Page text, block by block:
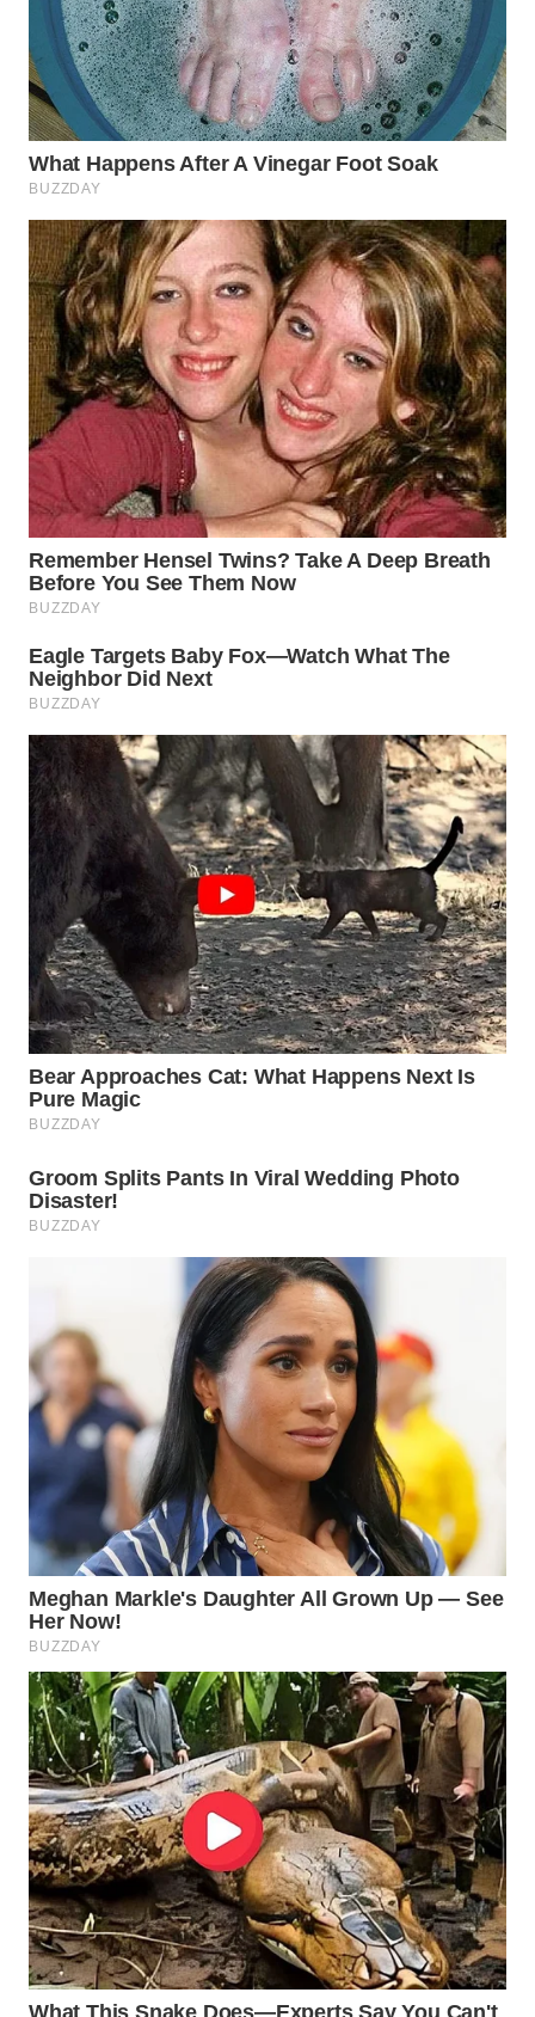
SERDANG
WN
TEBING
TINGGI
WN
WN
KARAWANG
WN
BEKASI
WN
BOGOR
WN
DEPOK
TAPANULI
UTARA
WN
SAMOSIR
WN
PADANG
LAWAS
WN
SUMEDANG
WN
CIANJUR
WN
SERIBU
WN
WN
BINJAI
WN
CIREBON
WN
INDRAMAYU
WN
KUNINGAN
WN
MAJALENGKA
WN
SUBANG
WN
SUKABUMI
WN
PURWAKARTA